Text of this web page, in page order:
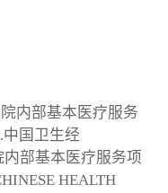
内部基本医疗服务
国卫生经
部基本医疗服务项
HEALTH